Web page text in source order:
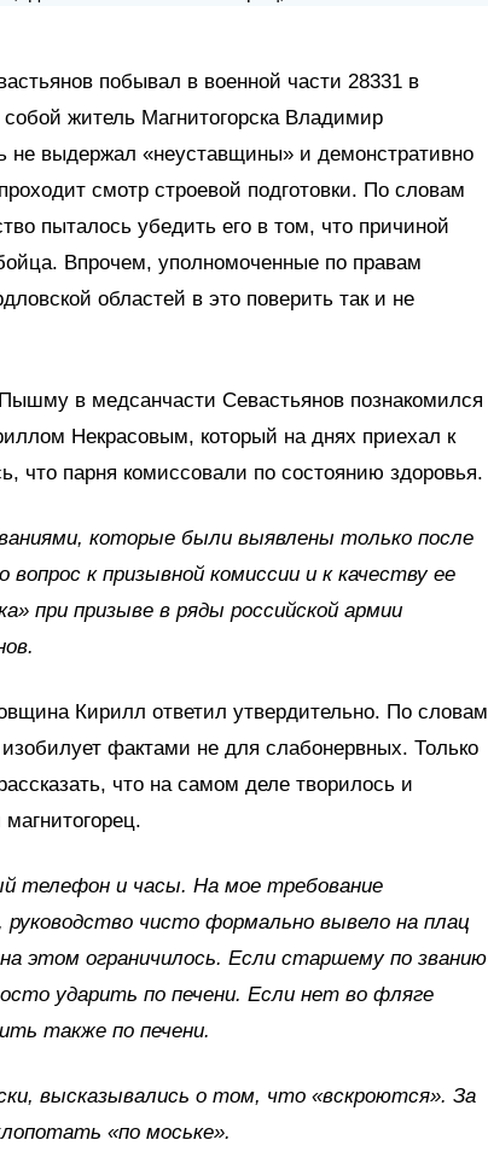
побывал в военной части 28331 в
житель Магнитогорска Владимир
не выдержал «неуставщины» и демонстративно
смотр строевой подготовки. По словам
пыталось убедить его в том, что причиной
Впрочем, уполномоченные по правам
областей в это поверить так и не
в медсанчасти Севастьянов познакомился
Некрасовым, который на днях приехал к
что парня комиссовали по состоянию здоровья.
которые были выявлены только после
к призывной комиссии и к качеству ее
при призыве в ряды российской армии
Кирилл ответил утвердительно. По словам
фактами не для слабонервных. Только
что на самом деле творилось и
телефон и часы. На мое требование
чисто формально вывело на плац
этом ограничилось. Если старшему по званию
ударить по печени. Если нет во фляге
также по печени.
высказывались о том, что «вскроются». За
«по моське».